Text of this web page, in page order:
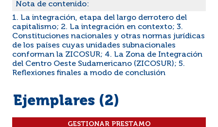
Nota de contenido:
1. La integración, etapa del largo derrotero del
capitalismo; 2. La integración en contexto; 3.
Constituciones nacionales y otras normas jurídicas
de los países cuyas unidades subnacionales
conforman la ZICOSUR; 4. La Zona de Integración
del Centro Oeste Sudamericano (ZICOSUR); 5.
Reflexiones finales a modo de conclusión
Ejemplares (2)